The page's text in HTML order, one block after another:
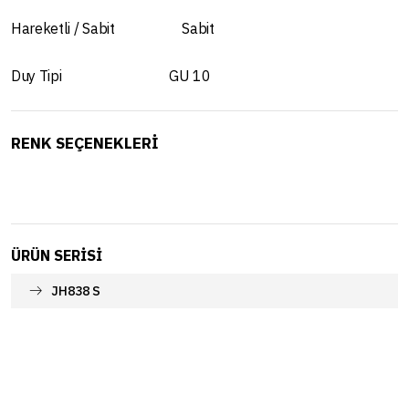
Hareketli / Sabit Sabit
Duy Tipi GU 10
RENK SEÇENEKLERİ
ÜRÜN SERISI
JH838 S